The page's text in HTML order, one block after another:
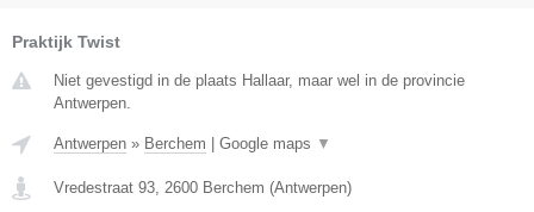
Praktijk Twist
Niet gevestigd in de plaats Hallaar, maar wel in de provincie
Antwerpen.
Antwerpen » Berchem Google maps ▼
Vredestraat 93, 2600 Berchem (Antwerpen)